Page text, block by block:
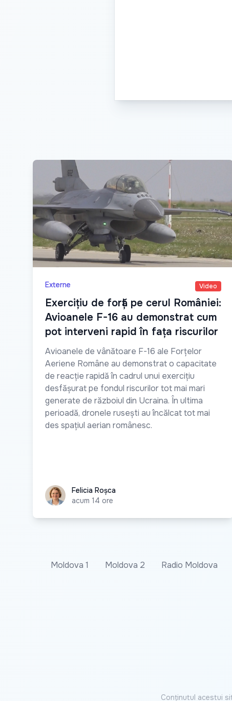
Externe Video
Exercițiu de forță pe cerul României:
Avioanele F-16 au demonstrat cum
pot interveni rapid în fața riscurilor
Avioanele de vânătoare F-16 ale Forțelor
Aeriene Române au demonstrat o capacitate
de reacție rapidă în cadrul unui exercițiu
desfășurat pe fondul riscurilor tot mai mari
generate de războiul din Ucraina. În ultima
perioadă, dronele rusești au încălcat tot mai
des spațiul aerian românesc.
Felicia RoșcaFelicia Roșca
acum 14 ore
Moldova 1 Moldova 2 Radio Moldova
Conținutul acestui